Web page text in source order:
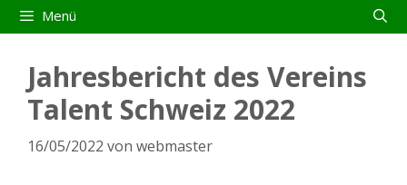
Menü
Jahresbericht des Vereins
Talent Schweiz 2022
16/05/2022 von webmaster